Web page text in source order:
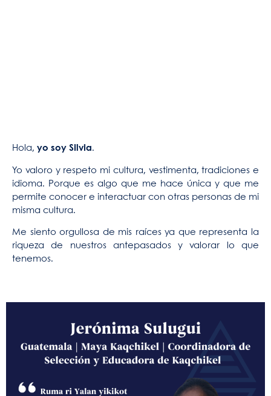
Hola, yo soy Silvia.
Yo valoro y respeto mi cultura, vestimenta, tradiciones e
idioma. Porque es algo que me hace única y que me
permite conocer e interactuar con otras personas de mi
misma cultura.
Me siento orgullosa de mis raíces ya que representa la
riqueza de nuestros antepasados y valorar lo que
tenemos.